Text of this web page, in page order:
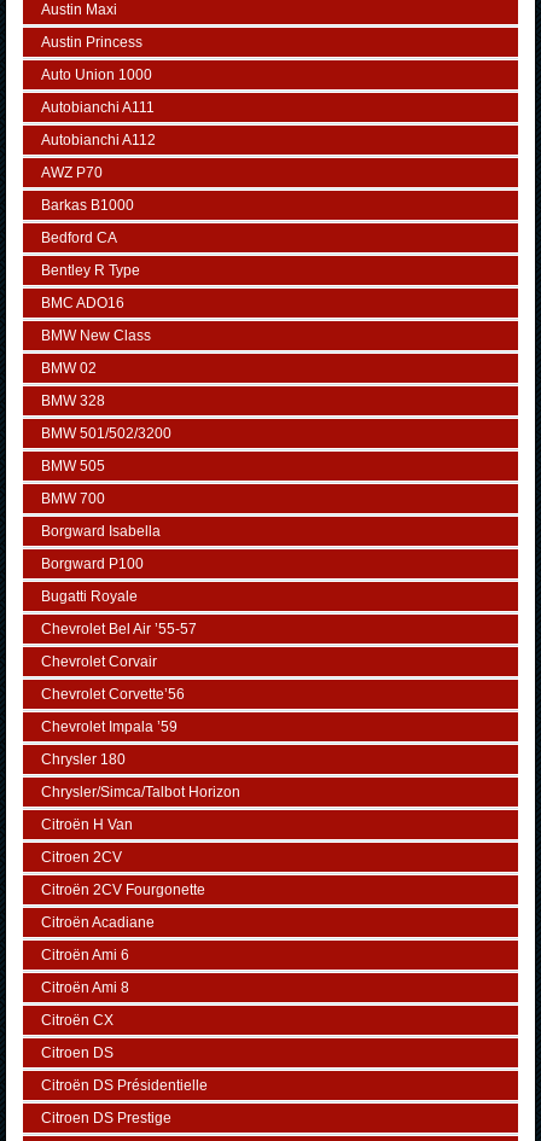
Austin Maxi
Austin Princess
Auto Union 1000
Autobianchi A111
Autobianchi A112
AWZ P70
Barkas B1000
Bedford CA
Bentley R Type
BMC ADO16
BMW New Class
BMW 02
BMW 328
BMW 501/502/3200
BMW 505
BMW 700
Borgward Isabella
Borgward P100
Bugatti Royale
Chevrolet Bel Air ’55-57
Chevrolet Corvair
Chevrolet Corvette’56
Chevrolet Impala ’59
Chrysler 180
Chrysler/Simca/Talbot Horizon
Citroën H Van
Citroen 2CV
Citroën 2CV Fourgonette
Citroën Acadiane
Citroën Ami 6
Citroën Ami 8
Citroën CX
Citroen DS
Citroën DS Présidentielle
Citroen DS Prestige